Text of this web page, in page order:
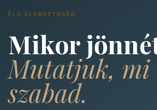
ÉLŐ ELÉRHETŐSÉG
Mikor
Mutatjuk, mi
szabad.